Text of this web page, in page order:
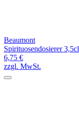
Beaumont
Spirituosendosierer 3,5cl
6,75 €
zzgl. MwSt.